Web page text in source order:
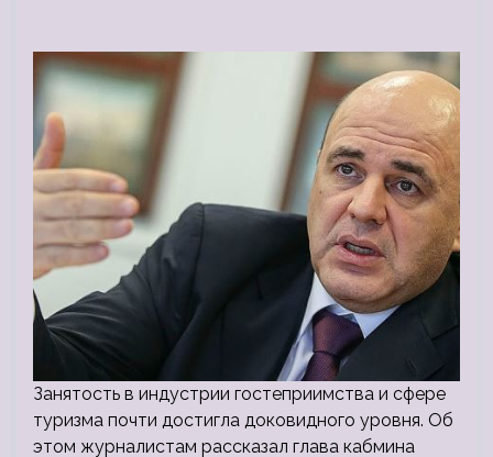
Занятость в индустрии гостеприимства и сфере
туризма почти достигла доковидного уровня. Об
этом журналистам рассказал глава кабмина